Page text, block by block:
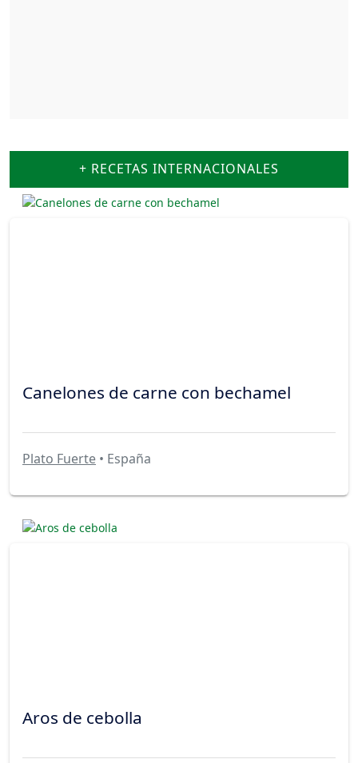
+ RECETAS INTERNACIONALES
Canelones de carne con bechamel
Plato Fuerte • España
Aros de cebolla